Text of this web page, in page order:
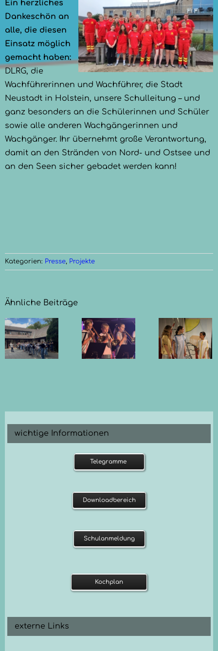
Ein herzliches
Dankeschön an
alle, die diesen
Einsatz möglich
gemacht haben:
DLRG, die
Wachführerinnen und Wachführer, die Stadt
Neustadt in Holstein, unsere Schulleitung – und
ganz besonders an die Schülerinnen und Schüler
sowie alle anderen Wachgängerinnen und
Wachgänger. Ihr übernehmt große Verantwortung,
damit an den Stränden von Nord- und Ostsee und
an den Seen sicher gebadet werden kann!
Kategorien: Presse, Projekte
Ähnliche Beiträge
Sommerkonzert
der
Götter,
Mythen
und
wichtige Informationen
Telegramme
Downloadbereich
Schulanmeldung
Kochplan
externe Links